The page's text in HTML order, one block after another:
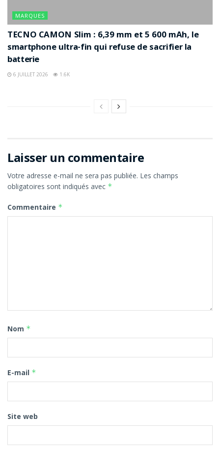
MARQUES
TECNO CAMON Slim : 6,39 mm et 5 600 mAh, le
smartphone ultra-fin qui refuse de sacrifier la
batterie
6 JUILLET 2026 1.6K
Laisser un commentaire
Votre adresse e-mail ne sera pas publiée. Les champs
obligatoires sont indiqués avec *
Commentaire *
Nom *
E-mail *
Site web